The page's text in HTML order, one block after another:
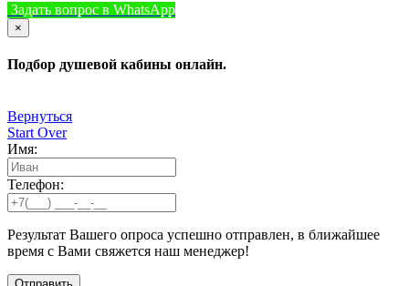
Задать вопрос в WhatsApp
×
Подбор душевой кабины онлайн.
Вернуться
Start Over
Имя:
Телефон:
Результат Вашего опроса успешно отправлен, в ближайшее
время с Вами свяжется наш менеджер!